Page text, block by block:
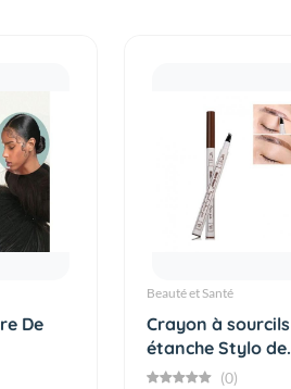
De
G...
Beauté et Santé
Crayon à sourcils
étanche Stylo de
tatou...
(0)